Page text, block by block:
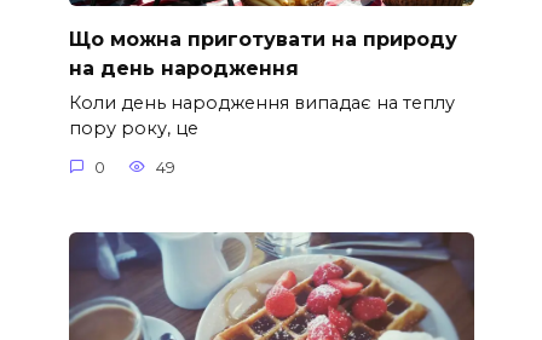
Що можна приготувати на природу
на день народження
Коли день народження випадає на теплу
пору року, це
0 49